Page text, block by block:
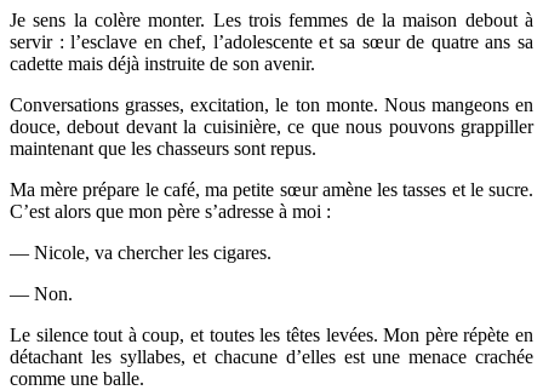
Je sens la colère monter. Les trois femmes de la maison debout à
servir : l’esclave en chef, l’adolescente et sa sœur de quatre ans sa
cadette mais déjà instruite de son avenir.
Conversations grasses, excitation, le ton monte. Nous mangeons en
douce, debout devant la cuisinière, ce que nous pouvons grappiller
maintenant que les chasseurs sont repus.
Ma mère prépare le café, ma petite sœur amène les tasses et le sucre.
C’est alors que mon père s’adresse à moi :
— Nicole, va chercher les cigares.
— Non.
Le silence tout à coup, et toutes les têtes levées. Mon père répète en
détachant les syllabes, et chacune d’elles est une menace crachée
comme une balle.